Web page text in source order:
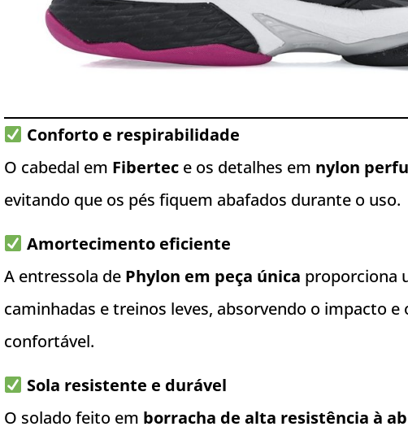
Conforto e respirabilidade
O cabedal em Fibertec e os detalhes em nylon
evitando que os pés fiquem abafados durante o uso.
Amortecimento eficiente
A entressola de Phylon em peça única proporciona
caminhadas e treinos leves, absorvendo o impacto
confortável.
Sola resistente e durável
O solado feito em borracha de alta resistência à